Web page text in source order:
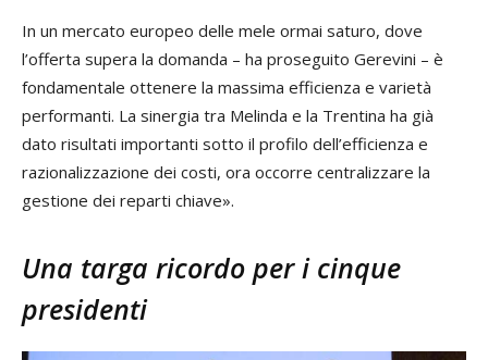
In un mercato europeo delle mele ormai saturo, dove
l’offerta supera la domanda – ha proseguito Gerevini – è
fondamentale ottenere la massima efficienza e varietà
performanti. La sinergia tra Melinda e la Trentina ha già
dato risultati importanti sotto il profilo dell’efficienza e
razionalizzazione dei costi, ora occorre centralizzare la
gestione dei reparti chiave».
Una targa ricordo per i cinque
presidenti